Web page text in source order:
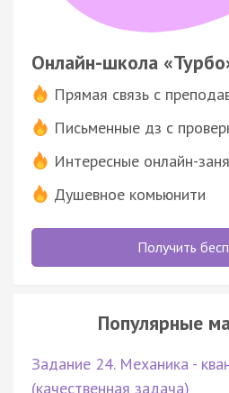
Онлайн-школа
Прямая связь с
Письменные дз с
Интересные онлайн-
Душевное комьюнити
Получить
Популярные
Задание 24. Механика -
(качественная задача)